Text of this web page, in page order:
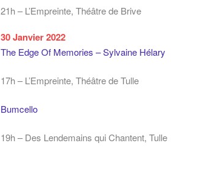
21h – L’Empreinte, Théâtre de Brive
30 Janvier 2022
The Edge Of Memories – Sylvaine Hélary
17h – L’Empreinte, Théâtre de Tulle
Bumcello
19h – Des Lendemains qui Chantent, Tulle